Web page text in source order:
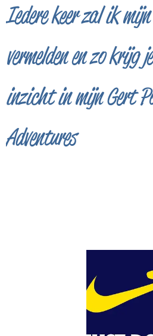
Iedere keer zal ik mijn
vermelden en zo krijg
inzicht in mijn Gert
Adventures